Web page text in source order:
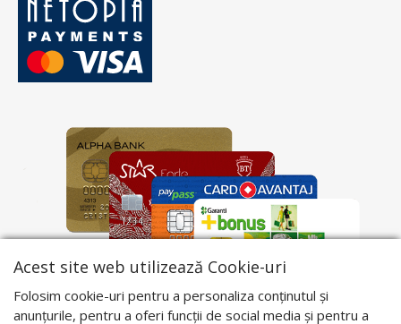
Acest site web utilizează Cookie-uri
Folosim cookie-uri pentru a personaliza conținutul și
anunțurile, pentru a oferi funcții de social media și pentru a